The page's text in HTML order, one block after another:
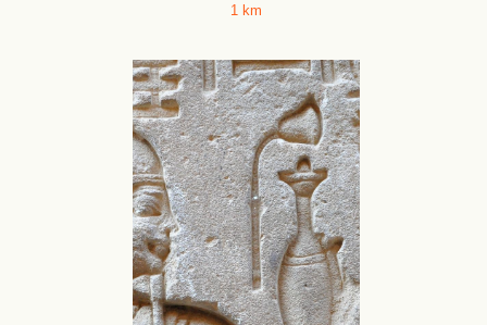
1 km